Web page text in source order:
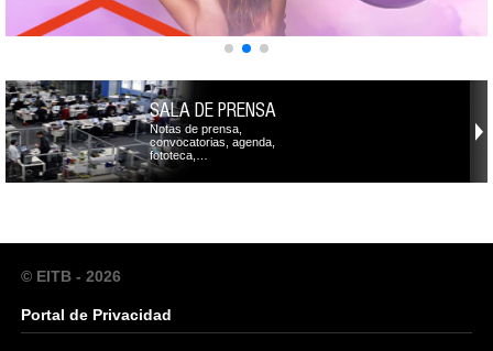
SALA DE PRENSA
Notas de prensa,
convocatorias, agenda,
fototeca,…
© EITB - 2026
Portal de Privacidad